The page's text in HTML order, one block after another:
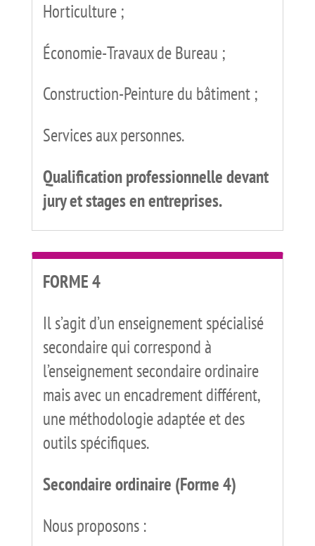
Horticulture ;
Économie-Travaux de Bureau ;
Construction-Peinture du bâtiment ;
Services aux personnes.
Qualification professionnelle devant
jury et stages en entreprises.
FORME 4
Il s’agit d’un enseignement spécialisé
secondaire qui correspond à
l’enseignement secondaire ordinaire
mais avec un encadrement différent,
une méthodologie adaptée et des
outils spécifiques.
Secondaire ordinaire (Forme 4)
Nous proposons :